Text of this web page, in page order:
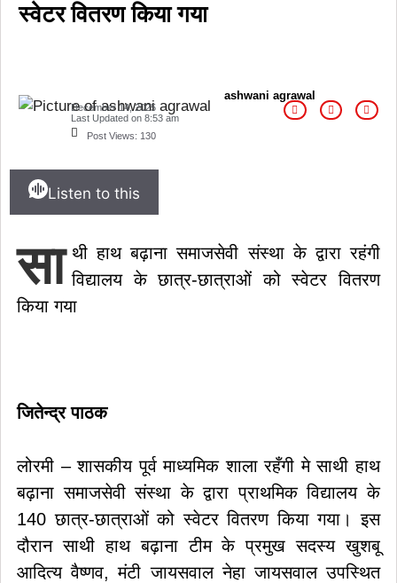
स्वेटर वितरण किया गया
ashwani agrawal
December 14, 2025
Last Updated on 8:53 am
Post Views: 130
Listen to this
सा थी हाथ बढ़ाना समाजसेवी संस्था के द्वारा रहंगी
विद्यालय के छात्र-छात्राओं को स्वेटर वितरण
किया गया
जितेन्द्र पाठक
लोरमी – शासकीय पूर्व माध्यमिक शाला रहँगी मे साथी हाथ
बढ़ाना समाजसेवी संस्था के द्वारा प्राथमिक विद्यालय के
140 छात्र-छात्राओं को स्वेटर वितरण किया गया। इस
दौरान साथी हाथ बढ़ाना टीम के प्रमुख सदस्य खुशबू
आदित्य वैष्णव, मंटी जायसवाल नेहा जायसवाल उपस्थित